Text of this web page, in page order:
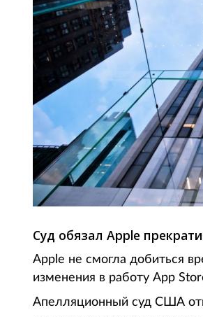
Суд обязал Apple
Apple не смогла добиться
изменения в работу App
Апелляционный суд США